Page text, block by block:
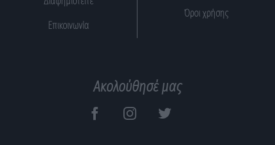
Επικοινωνία
Όροι χρήσης
Ακολούθησέ μας